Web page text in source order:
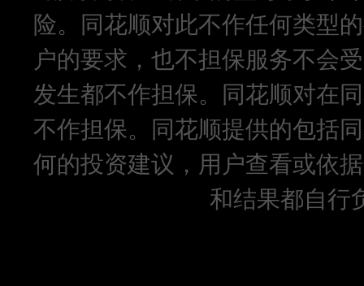
险。同花顺对此不作任何类型
户的要求，也不担保服务不会
发生都不作担保。同花顺对在
不作担保。同花顺提供的包括
何的投资建议，用户查看或依
和结果都自行